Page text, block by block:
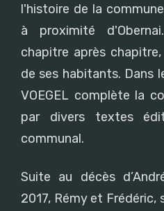
l'histoire de la
à proximité
chapitre après
de ses habitants. Dans
VOEGEL complète la
par divers textes
communal.
Suite au décès
2017, Rémy et Frédéric,